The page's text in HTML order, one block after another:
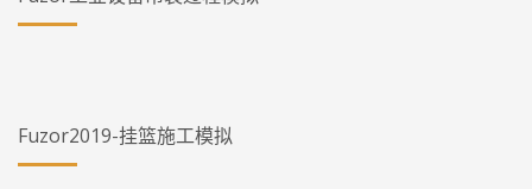
Fuzor2019-挂篮施工模拟